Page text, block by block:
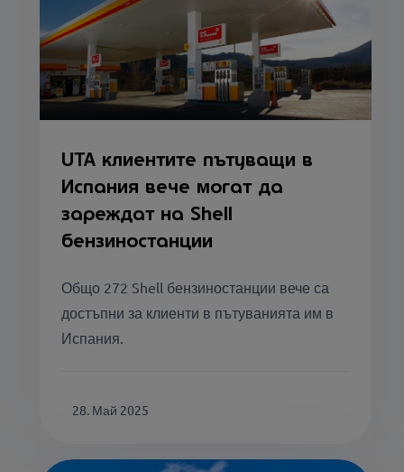
UTA клиентите пътуващи в
Испания вече могат да
зареждат на Shell
бензиностанции
Общо 272 Shell бензиностанции вече са
достъпни за клиенти в пътуванията им в
Испания.
28. Май 2025